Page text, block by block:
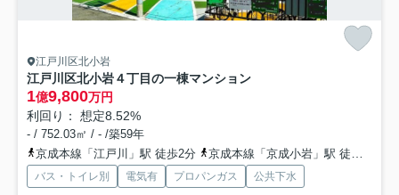
江戸川区北小岩
江戸川区北小岩４丁目の一棟マンション
1億9,800万円
利回り： 想定8.52%
- / 752.03㎡ / - /築59年
京成本線「江戸川」駅 徒歩2分
京成本線「京成小岩」駅 徒歩15分
バス・トイレ別 電気有 プロパンガス 公共下水